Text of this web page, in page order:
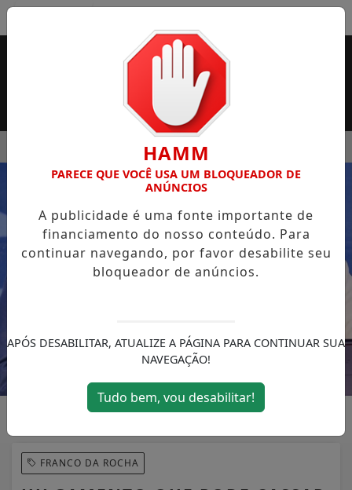
ROSSI SERÁ BREVEMENTE INAUGURADA EM
EM ALTA
FRANCO DA ROCHA
HAMM
PARECE QUE VOCÊ USA UM BLOQUEADOR DE
ANÚNCIOS
A publicidade é uma fonte importante de
financiamento do nosso conteúdo. Para
continuar navegando, por favor desabilite seu
bloqueador de anúncios.
APÓS DESABILITAR, ATUALIZE A PÁGINA PARA CONTINUAR SUA
NAVEGAÇÃO!
Tudo bem, vou desabilitar!